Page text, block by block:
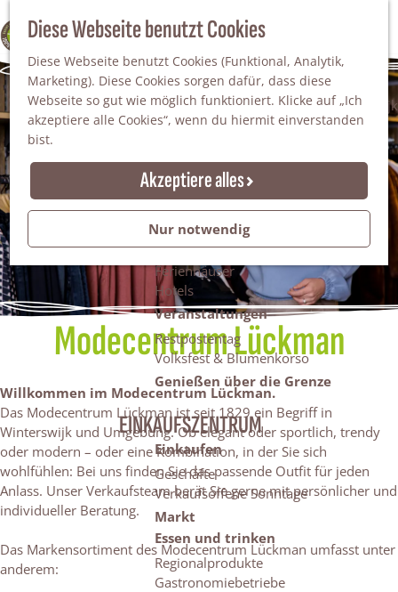
Diese Webseite benutzt Cookies
Diese Webseite benutzt Cookies (Funktional, Analytik,
Marketing). Diese Cookies sorgen dafür, dass diese
Webseite so gut wie möglich funktioniert. Klicke auf „Ich
akzeptiere alle Cookies“, wenn du hiermit einverstanden
bist.
Akzeptiere alles
Nur notwendig
100% WINTERSWIJK
S
u
c
h
e
n
M
e
n
ü
Da staunt man!
Freiheitsbäume
Natur
Naturgebiete
Nationaler Landschaftspark Winterswijk
Der Steingrube
Gärten & Parks
Übernachten
Campingplätze & Ferienparks
Gruppenunterkünfte
Bed & Breakfasts
Ferienhäuser
Hotels
Veranstaltungen
Restpostentag
Volksfest & Blumenkorso
Genießen über die Grenze
EINKAUFSZENTRUM
Einkaufen
Geschäfte
Verkaufsoffene Sonntage
Markt
Essen und trinken
Regionalprodukte
Gastronomiebetriebe
Modecentrum Lückman
Willkommen im Modecentrum Lückman.
Das Modecentrum Lückman ist seit 1829 ein Begriff in
Winterswijk und Umgebung. Ob elegant oder sportlich, trendy
oder modern – oder eine Kombination, in der Sie sich
wohlfühlen: Bei uns finden Sie das passende Outfit für jeden
Anlass. Unser Verkaufsteam berät Sie gerne mit persönlicher und
individueller Beratung.
Das Markensortiment des Modecentrum Lückman umfasst unter
anderem: